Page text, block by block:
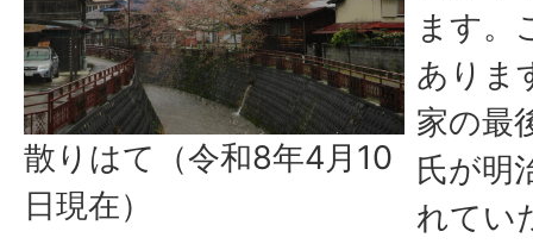
散りはて（令和8年4月10
日現在）
ます。
ありま
家の最
氏が明
れてい